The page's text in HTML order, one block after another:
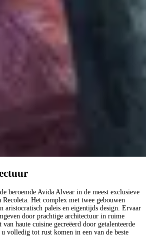
beroemde Avida Alvear in de meest exclusieve
Het complex met twee gebouwen
aristocratisch paleis en eigentijds design. Ervaar
door prachtige architectuur in ruime
van haute cuisine gecreëerd door getalenteerde
volledig tot rust komen in een van de beste